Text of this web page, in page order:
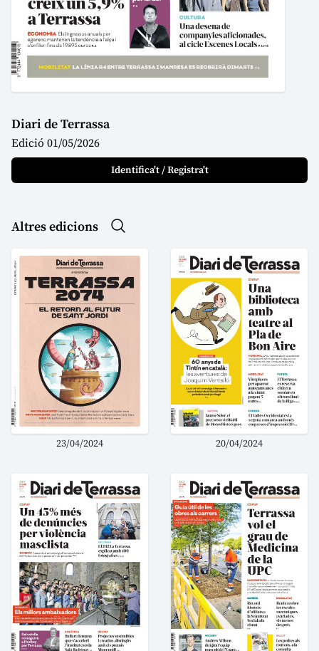
Diari de Terrassa
Edició 01/05/2026
Identifica't / Registra't
Altres edicions
23/04/2024 20/04/2024